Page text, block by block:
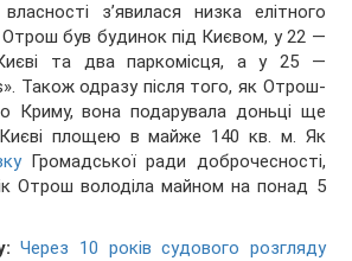
з’явилася низка елітного
був будинок під Києвом, у 22 —
та два паркомісця, а у 25 —
Також одразу після того, як Отрош-
Криму, вона подарувала доньці ще
площею в майже 140 кв. м. Як
Громадської ради доброчесності,
Отрош володіла майном на понад 5
Через 10 років судового розгляду